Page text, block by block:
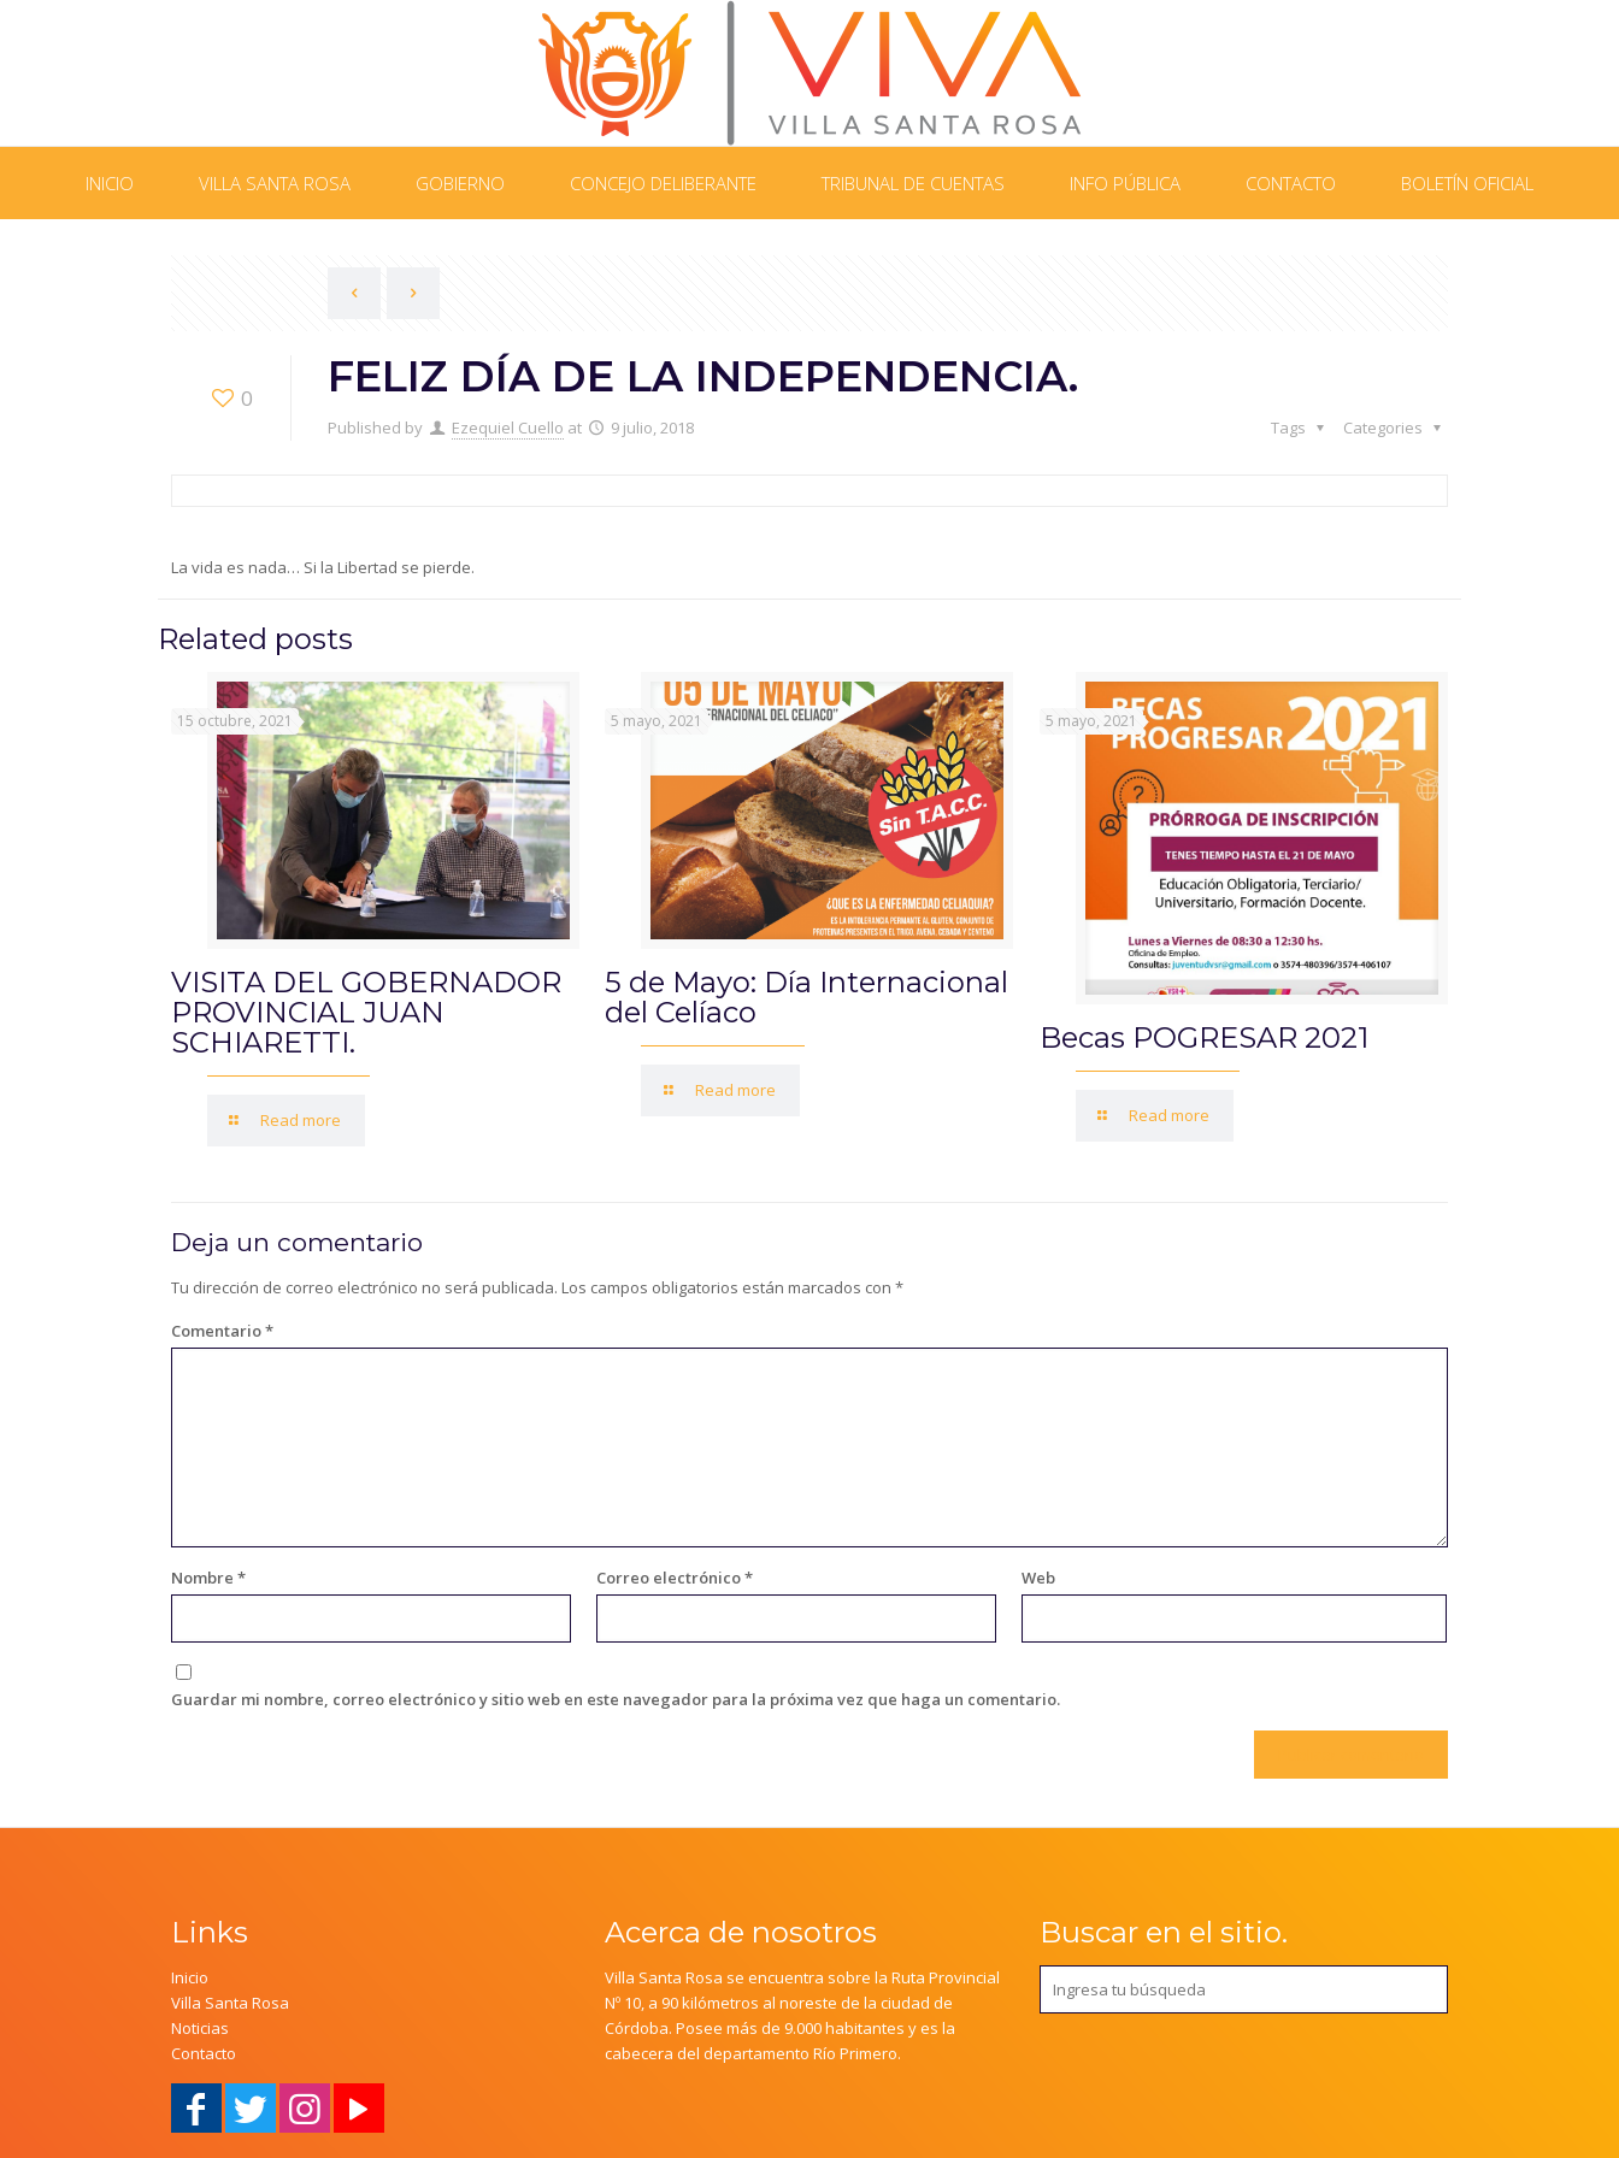
INICIO VILLA SANTA ROSA GOBIERNO CONCEJO DELIBERANTE TRIBUNAL DE CUENTAS INFO PÚBLICA CONTACTO BOLETÍN OFICIAL
0 FELIZ DÍA DE LA INDEPENDENCIA.
Published by Ezequiel Cuello at 9 julio, 2018 Categories
Tags
La vida es nada… Si la Libertad se pierde.
Related posts
15 octubre, 2021
VISITA DEL GOBERNADOR
PROVINCIAL JUAN
SCHIARETTI.
Read more
5 mayo, 2021
5 de Mayo: Día Internacional
del Celíaco
Read more
5 mayo, 2021
Becas POGRESAR 2021
Read more
Deja un comentario
Tu dirección de correo electrónico no será publicada. Los campos obligatorios están marcados con *
Comentario*
Nombre * Correo electrónico* Web
Guardar mi nombre, correo electrónico y sitio web en este navegador para la próxima vez que haga un comentario.
Links
Inicio
Villa Santa Rosa
Noticias
Contacto
Acerca de nosotros
Villa Santa Rosa se encuentra sobre la Ruta Provincial
Nº 10, a 90 kilómetros al noreste de la ciudad de
Córdoba. Posee más de 9.000 habitantes y es la
cabecera del departamento Río Primero.
Buscar en el sitio.